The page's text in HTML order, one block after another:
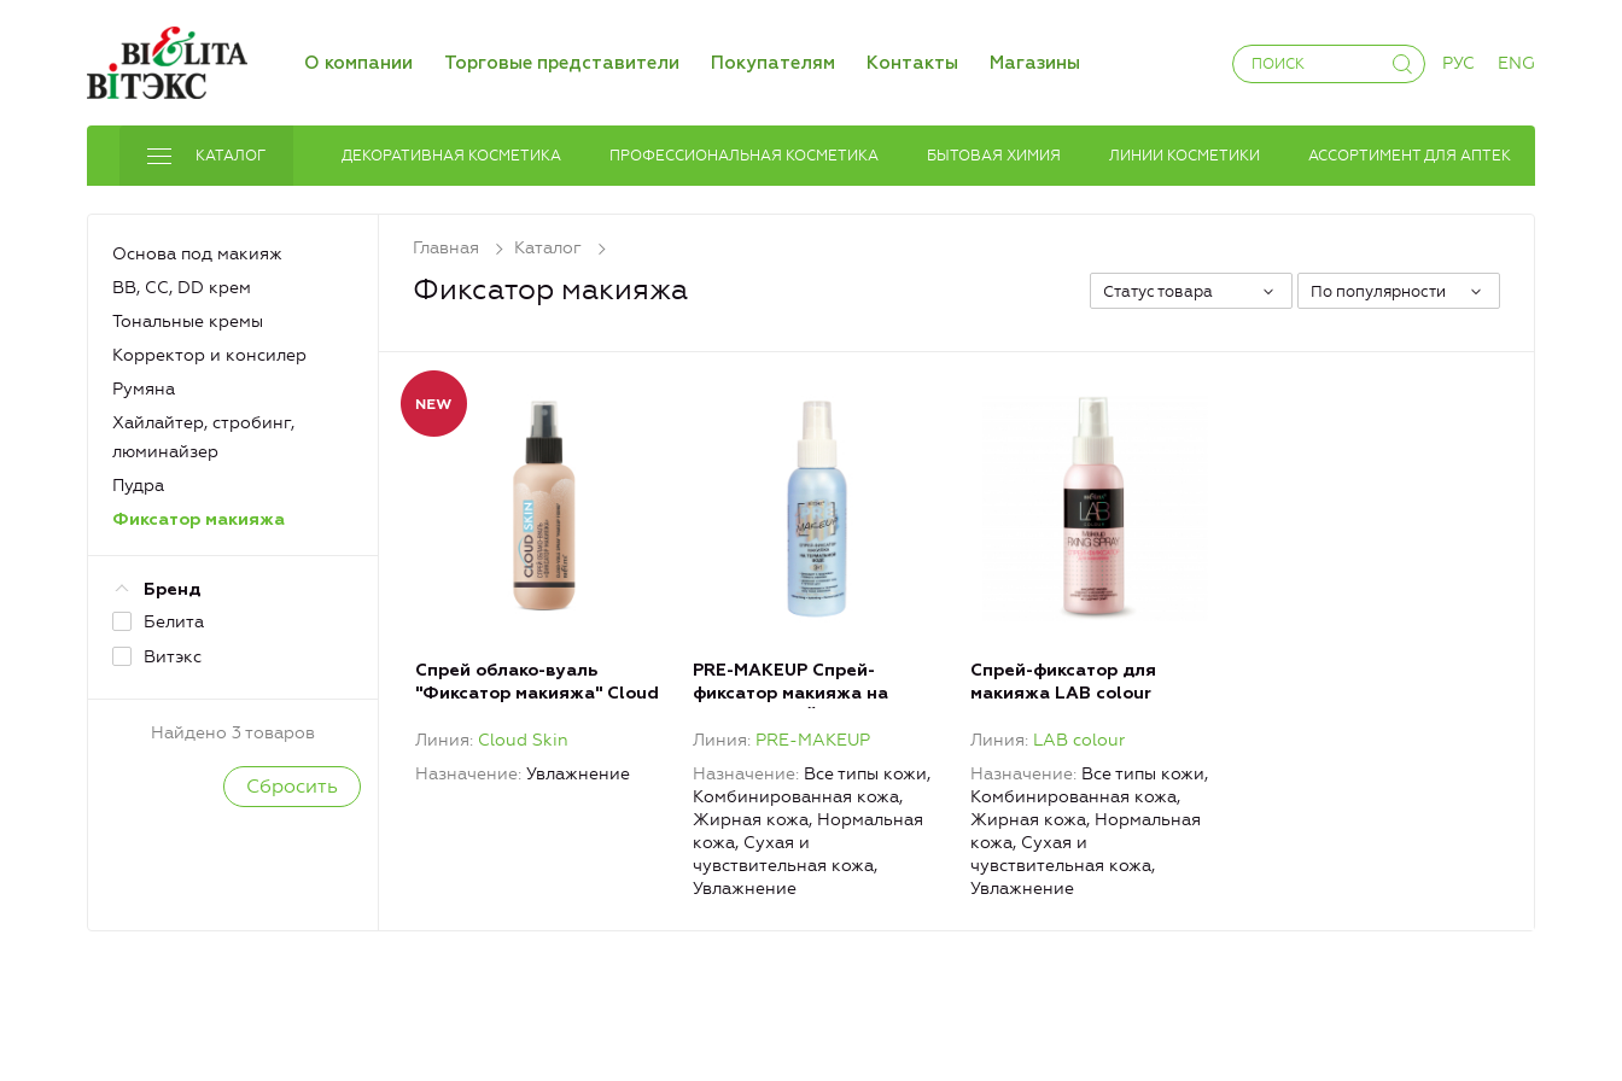
О компании Торговые представители Покупателям Контакты Магазины РУС ENG
КАТАЛОГ ДЕКОРАТИВНАЯ КОСМЕТИКА ПРОФЕССИОНАЛЬНАЯ КОСМЕТИКА БЫТОВАЯ ХИМИЯ ЛИНИИ КОСМЕТИКИ АССОРТИМЕНТ ДЛЯ АПТЕК
Основа под макияж
ВВ, СС, DD крем
Тональные кремы
Корректор и консилер
Румяна
Хайлайтер, стробинг,
люминайзер
Пудра
Фиксатор макияжа
Бренд
Белита
Витэкс
Найдено 3 товаров
Главная Каталог
Фиксатор макияжа Статус товара По популярности
Спрей облако-вуаль
"Фиксатор макияжа" Cloud
Линия Cloud Skin
Назначение Увлажнение
PRE-MAKEUP Спрей-
фиксатор макияжа на
Линия PRE-MAKEUP
Назначение Все типы кожи,
Комбинированная кожа,
Жирная кожа, Нормальная
кожа, Сухая и
чувствительная кожа,
Увлажнение
Спрей-фиксатор для
макияжа LAB colour
Линия LAB colour
Назначение Все типы кожи,
Комбинированная кожа,
Жирная кожа, Нормальная
кожа, Сухая и
чувствительная кожа,
Увлажнение